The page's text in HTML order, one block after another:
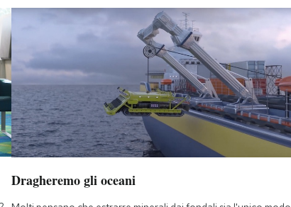
Dragheremo gli oceani